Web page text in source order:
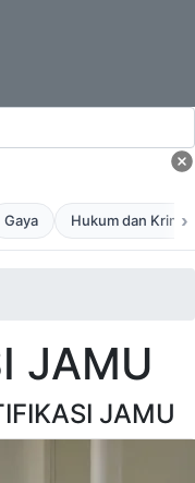
Gaya Hukum dan ›
JAMU
JAMU